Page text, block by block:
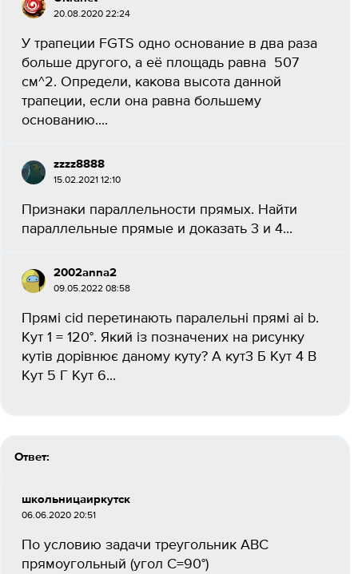
20.08.2020 22:24
У трапеции FGTS одно основание в два раза
больше другого, а её площадь равна 507
см ^2. Определи, какова высота данной
трапеции, если она равна большему
основанию....
zzzz8888
15.02.2021 12:10
Признаки параллельности прямых. Найти
параллельные прямые и доказать 3 и 4...
2002anna2
09.05.2022 08:58
Прямі сіd перетинають паралельні прямі аi b.
Кут 1 = 120°. Який із позначених на рисунку
кутів дорівнює даному куту? A кут3 Б Кут 4 В
Кут 5 Г Кут 6...
Ответ:
школьницаиркутск
06.06.2020 20:51
По условию задачи треугольник ABC
прямоугольный (угол С=90°)